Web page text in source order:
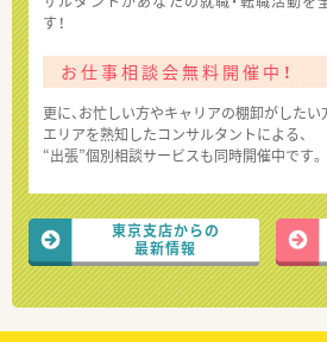
す！
お仕事相談会無料開催中！
更に、お忙しい方やキャリアの棚卸がしたい
エリアを熟知したコンサルタントによる、
“出張”個別相談サービスも同時開催中です。
東京支店からの
最新情報